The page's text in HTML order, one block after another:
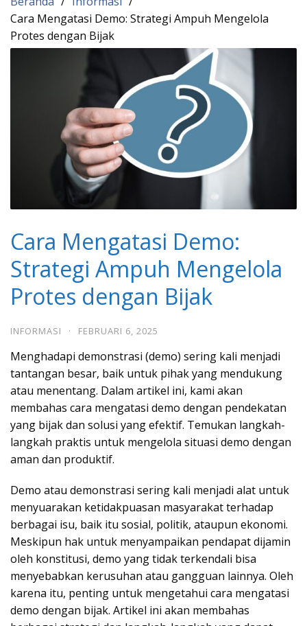
Cara Mengatasi Demo: Strategi Ampuh Mengelola
Protes dengan Bijak
Cara Mengatasi Demo:
Strategi Ampuh Mengelola
Protes dengan Bijak
INFORMASI · FEBRUARI 6, 2025
Menghadapi demonstrasi (demo) sering kali menjadi
tantangan besar, baik untuk pihak yang mendukung
atau menentang. Dalam artikel ini, kami akan
membahas cara mengatasi demo dengan pendekatan
yang bijak dan solusi yang efektif. Temukan langkah-
langkah praktis untuk mengelola situasi demo dengan
aman dan produktif.
Demo atau demonstrasi sering kali menjadi alat untuk
menyuarakan ketidakpuasan masyarakat terhadap
berbagai isu, baik itu sosial, politik, ataupun ekonomi.
Meskipun hak untuk menyampaikan pendapat dijamin
oleh konstitusi, demo yang tidak terkendali bisa
menyebabkan kerusuhan atau gangguan lainnya. Oleh
karena itu, penting untuk mengetahui cara mengatasi
demo dengan bijak. Artikel ini akan membahas